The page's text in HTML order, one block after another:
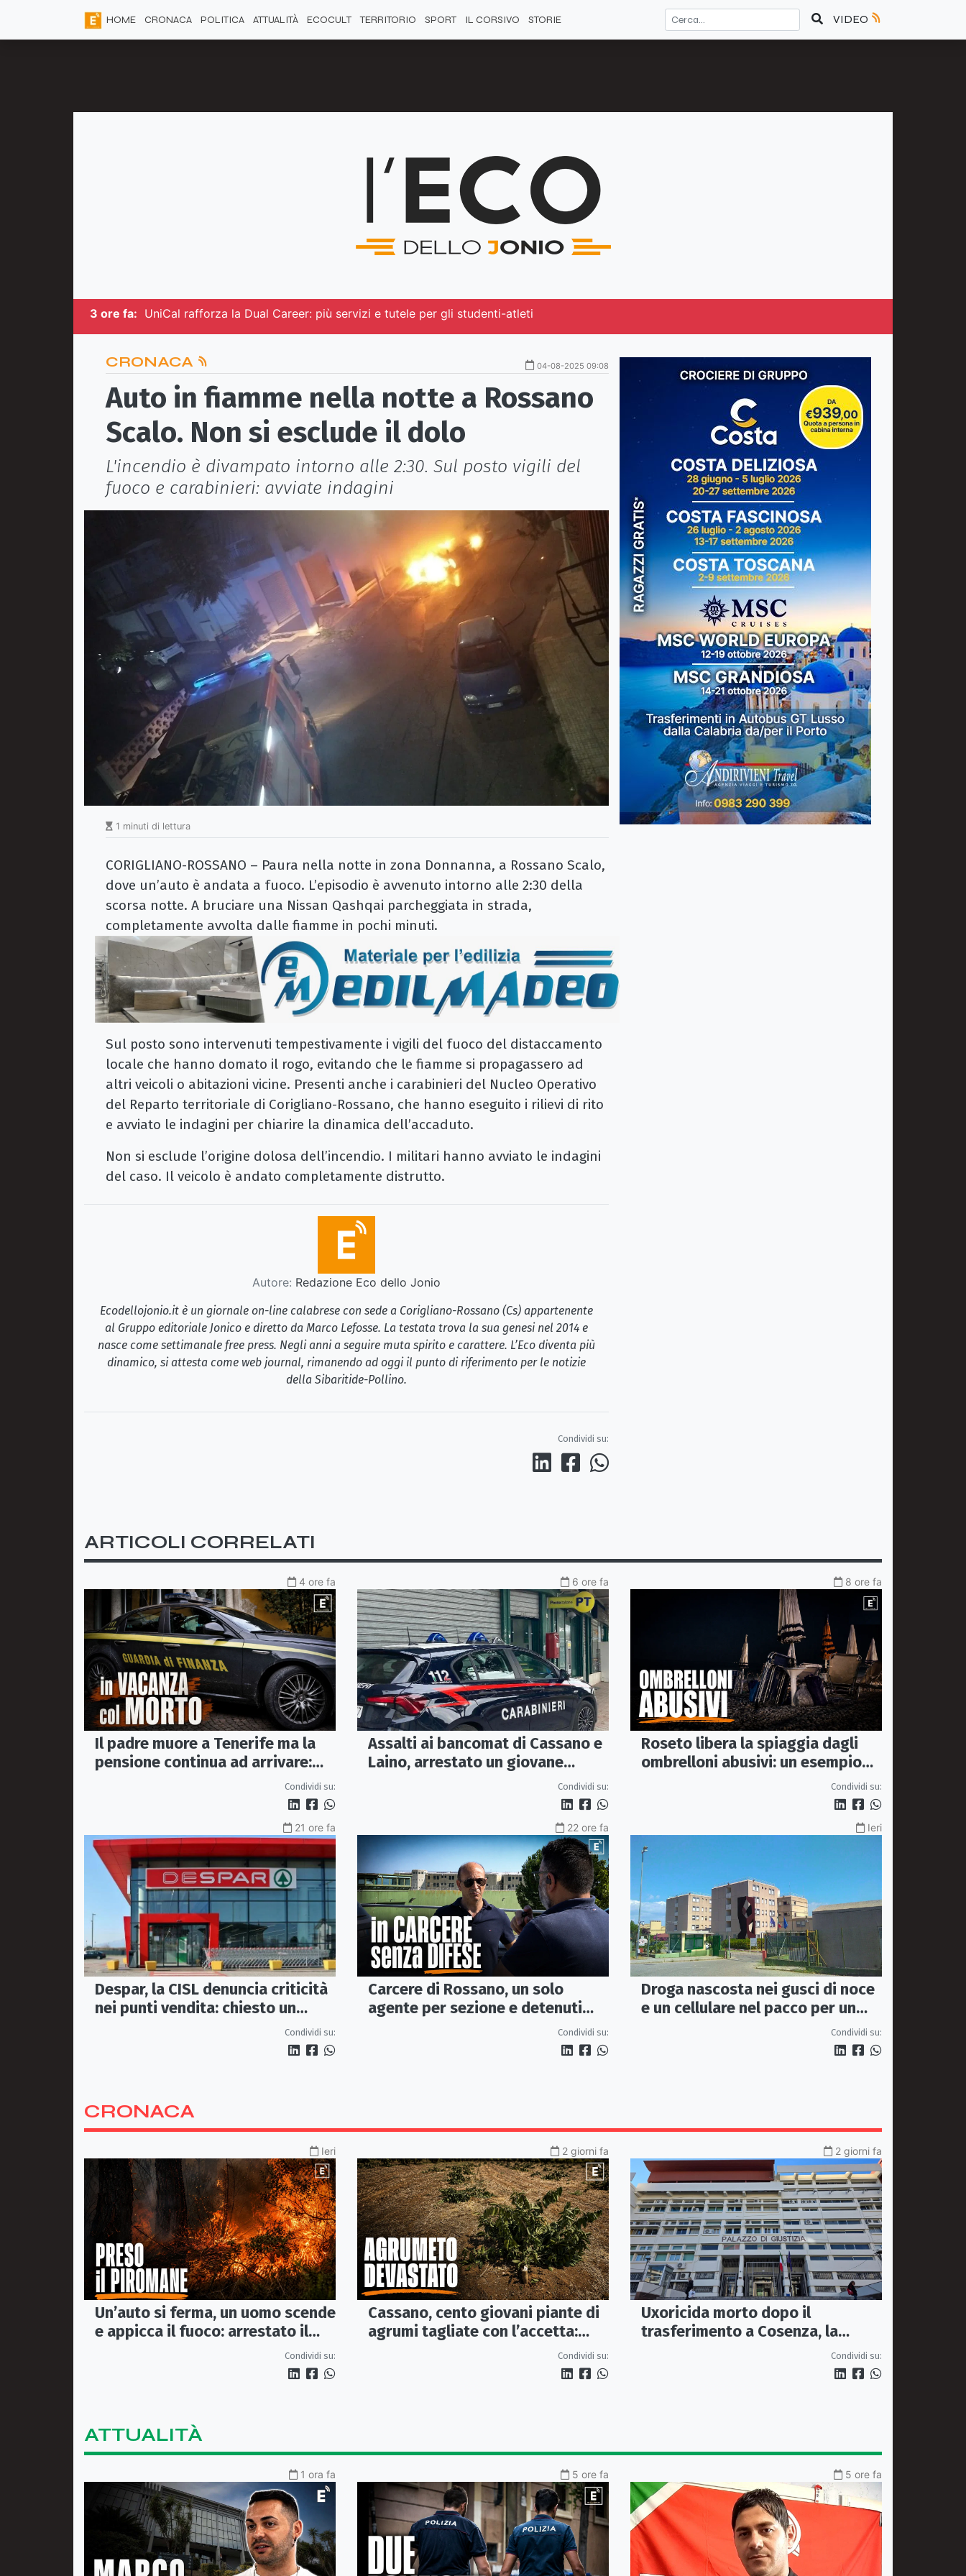
HOME CRONACA POLITICA ATTUALITÀ ECOCULT TERRITORIO SPORT IL CORSIVO STORIE VIDEO
3 ore fa: UniCal rafforza la Dual Career: più servizi e tutele per gli studenti-atleti
CRONACA 04-08-2025 09:08
Auto in fiamme nella notte a Rossano
Scalo. Non si esclude il dolo
L'incendio è divampato intorno alle 2:30. Sul posto vigili del
fuoco e carabinieri: avviate indagini
1 minuti di lettura
CORIGLIANO-ROSSANO – Paura nella notte in zona Donnanna, a Rossano Scalo,
dove un’auto è andata a fuoco. L’episodio è avvenuto intorno alle 2:30 della
scorsa notte. A bruciare una Nissan Qashqai parcheggiata in strada,
completamente avvolta dalle fiamme in pochi minuti.
Sul posto sono intervenuti tempestivamente i vigili del fuoco del distaccamento
locale che hanno domato il rogo, evitando che le fiamme si propagassero ad
altri veicoli o abitazioni vicine. Presenti anche i carabinieri del Nucleo Operativo
del Reparto territoriale di Corigliano-Rossano, che hanno eseguito i rilievi di rito
e avviato le indagini per chiarire la dinamica dell’accaduto.
Non si esclude l’origine dolosa dell’incendio. I militari hanno avviato le indagini
del caso. Il veicolo è andato completamente distrutto.
Autore: Redazione Eco dello Jonio
Ecodellojonio.it è un giornale on-line calabrese con sede a Corigliano-Rossano (Cs) appartenente
al Gruppo editoriale Jonico e diretto da Marco Lefosse. La testata trova la sua genesi nel 2014 e
nasce come settimanale free press. Negli anni a seguire muta spirito e carattere. L’Eco diventa più
dinamico, si attesta come web journal, rimanendo ad oggi il punto di riferimento per le notizie
della Sibaritide-Pollino.
Condividi su:
ARTICOLI CORRELATI
4 ore fa
Il padre muore a Tenerife ma la
pensione continua ad arrivare:
Condividi su:
6 ore fa
Assalti ai bancomat di Cassano e
Laino, arrestato un giovane
Condividi su:
8 ore fa
Roseto libera la spiaggia dagli
ombrelloni abusivi: un esempio
Condividi su:
21 ore fa
Despar, la CISL denuncia criticità
nei punti vendita: chiesto un
Condividi su:
22 ore fa
Carcere di Rossano, un solo
agente per sezione e detenuti
psichiatrici senza cure: «La
sicurezza è venuta meno» |
Condividi su:
Ieri
Droga nascosta nei gusci di noce
e un cellulare nel pacco per un
detenuto: sequestro nel carcere
Condividi su:
CRONACA
Ieri
Un’auto si ferma, un uomo scende
e appicca il fuoco: arrestato il
(presunto) piromane di Morano
Condividi su:
2 giorni fa
Cassano, cento giovani piante di
agrumi tagliate con l’accetta:
Condividi su:
2 giorni fa
Uxoricida morto dopo il
trasferimento a Cosenza, la
Condividi su:
ATTUALITÀ
1 ora fa 5 ore fa 5 ore fa